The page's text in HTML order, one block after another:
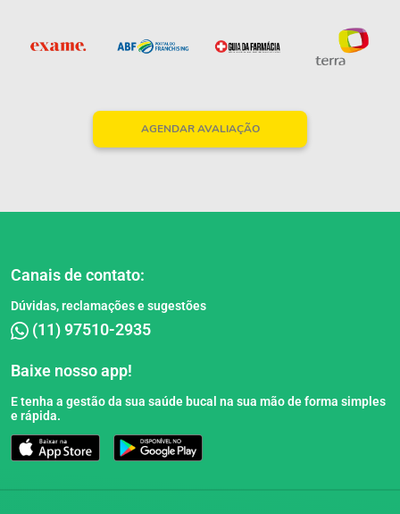
AGENDAR AVALIAÇÃO
Canais de contato:
Dúvidas, reclamações e sugestões
(11) 97510-2935
Baixe nosso app!
E tenha a gestão da sua saúde bucal na sua mão de forma simples
e rápida.